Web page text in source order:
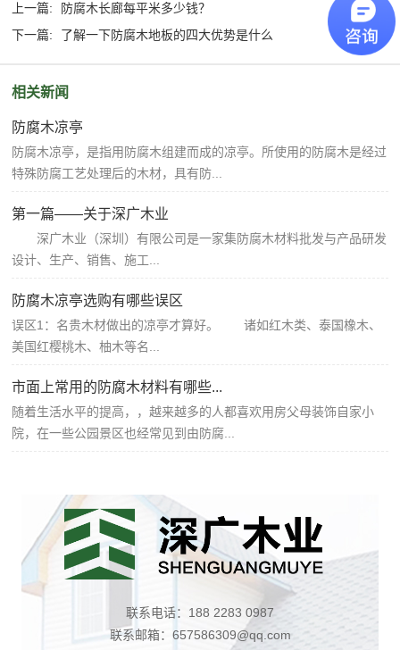
上一篇:
防腐木长廊每平米多少钱？
下一篇:
了解一下防腐木地板的四大优势是什么
相关新闻
防腐木凉亭
防腐木凉亭，是指用防腐木组建而成的凉亭。所使用的防腐木是经过
特殊防腐工艺处理后的木材，具有防...
第一篇——关于深广木业
深广木业（深圳）有限公司是一家集防腐木材料批发与产品研发
设计、生产、销售、施工...
防腐木凉亭选购有哪些误区
误区1：名贵木材做出的凉亭才算好。 诸如红木类、泰国橡木、
美国红樱桃木、柚木等名...
市面上常用的防腐木材料有哪些...
随着生活水平的提高，，越来越多的人都喜欢用房父母装饰自家小
院，在一些公园景区也经常见到由防腐...
联系电话：188 2283 0987
联系邮箱：657586309@qq.com